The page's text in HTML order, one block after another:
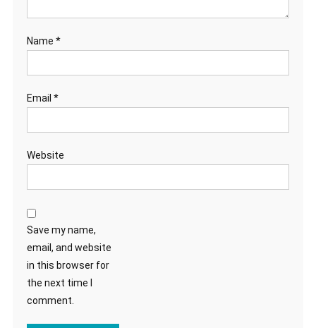
Name *
Email *
Website
Save my name,
email, and website
in this browser for
the next time I
comment.